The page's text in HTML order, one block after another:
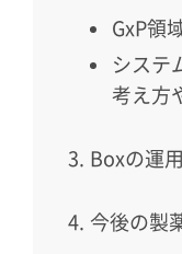
GxP領
システ
考え方
Boxの運
今後の製